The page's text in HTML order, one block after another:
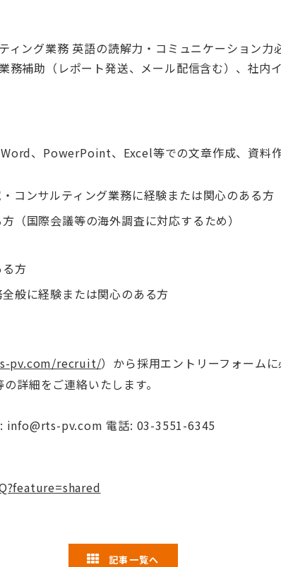
ング業務 英語の読解力・コミュニケーション力
補助（レポート発送、メール配信含む）、社内
、PowerPoint、Excel等での文章作成、資料
コンサルティング業務に経験または関心のある方
（国際会議等の海外調査に対応するため）
方
般に経験または関心のある方
pv.com/recruit/）から採用エントリーフォーム
詳細をご連絡いたします。
info@rts-pv.com 電話: 03-3551-6345
記事一覧へ